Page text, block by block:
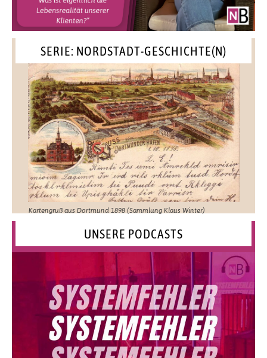
SERIE: NORDSTADT-GESCHICHTE(N)
Kartengruß aus Dortmund 1898 (Sammlung Klaus Winter)
UNSERE PODCASTS